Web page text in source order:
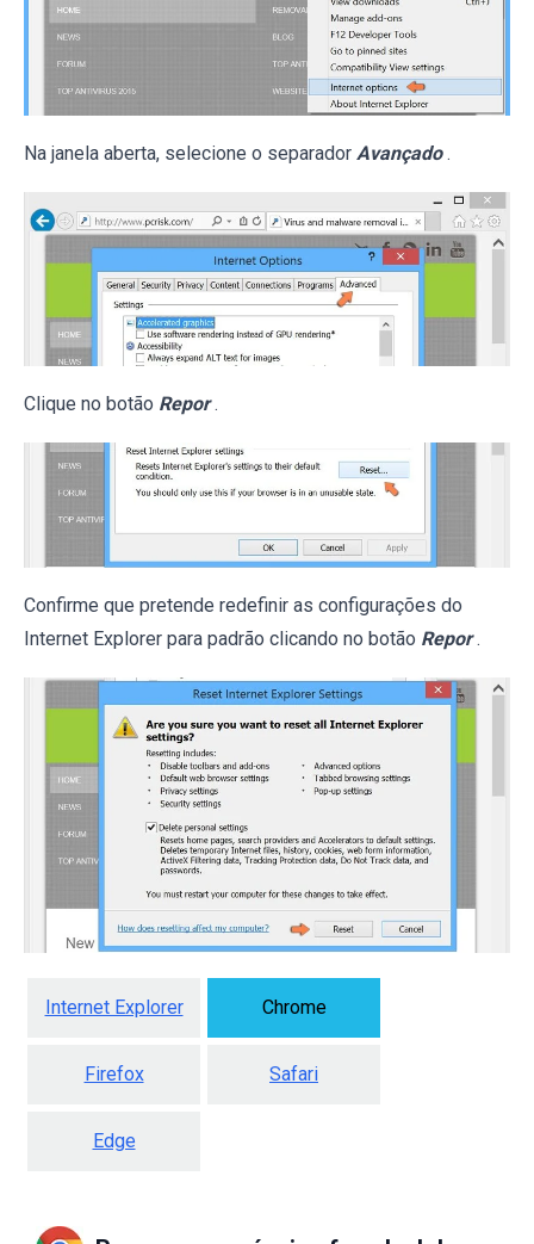
Na janela aberta, selecione o separador Avançado .
Clique no botão Repor .
Confirme que pretende redefinir as configurações do
Internet Explorer para padrão clicando no botão Repor .
Internet Explorer Chrome
Firefox Safari
Edge